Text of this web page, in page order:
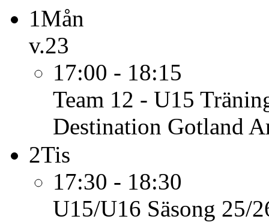
1Mån
v.23
17:00 - 18:15
Team 12 - U15
Destination Gotland
2Tis
17:30 - 18:30
U15/U16 Säsong 25/